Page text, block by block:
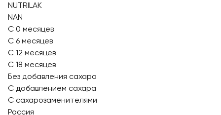
NUTRILAK
NAN
С 0 месяцев
С 6 месяцев
С 12 месяцев
С 18 месяцев
Без добавления сахара
С добавлением сахара
С сахарозаменителями
Россия